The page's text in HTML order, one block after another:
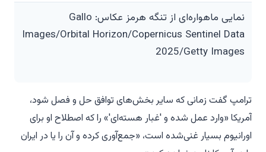
نمایی ماهواره‌ای از تنگه هرمز عکاس: Gallo
Images/Orbital Horizon/Copernicus Sentinel Data
2025/Getty Images
ترامپ گفت زمانی که سایر بخش‌های توافق حل و فصل شود،
آمریکا «وارد عمل شده و 'غبار هسته‌ای'» را که اصطلاح او برای
اورانیوم بسیار غنی‌شده است، «جمع‌آوری کرده و آن را یا در ایران